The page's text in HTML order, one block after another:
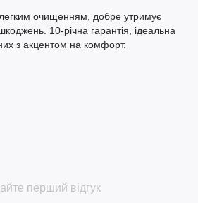
очищенням, добре утримує
10-річна гарантія, ідеальна
з акцентом на комфорт.
перший відгук